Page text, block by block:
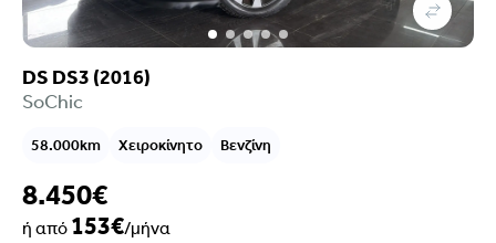
DS DS3 (2016)
SoChic
58.000km Χειροκίνητο Βενζίνη
8.450€
ή από 153€/μήνα